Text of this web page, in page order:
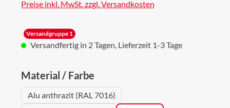
Preise inkl. MwSt. zzgl. Versandkosten
Versandgruppe 1
Versandfertig in 2 Tagen, Lieferzeit 1-3 Tage
Material / Farbe
Alu anthrazit (RAL 7016)